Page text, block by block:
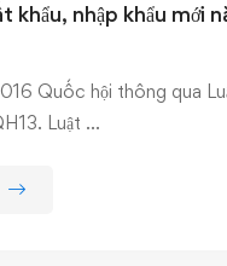
khẩu, nhập khẩu mới
Quốc hội thông qua
Luật …